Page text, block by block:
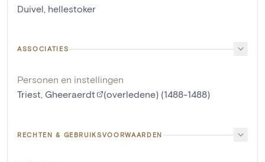
Duivel, hellestoker
ASSOCIATIES
Personen en instellingen
Triest, Gheeraerdt
(overledene) (1488-1488)
RECHTEN & GEBRUIKSVOORWAARDEN